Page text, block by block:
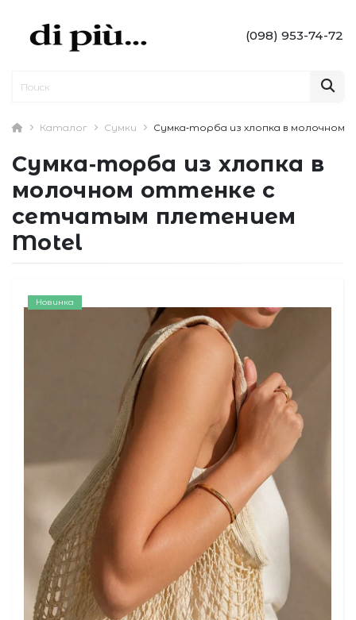
(098) 953-74-72
Каталог Сумки Сумка‑торба из хлопка в
Сумка‑торба из хлопка в
молочном оттенке с
сетчатым плетением
Motel
Новинка